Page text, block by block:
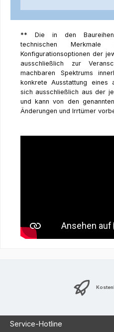
** Die in den
technischen
Konfigurationsoptionen der
ausschließlich zur
machbaren Spektrums
konkrete Ausstattung eines
sich ausschließlich aus der
und kann von den
Änderungen und Irrtümer
Service-Hotline